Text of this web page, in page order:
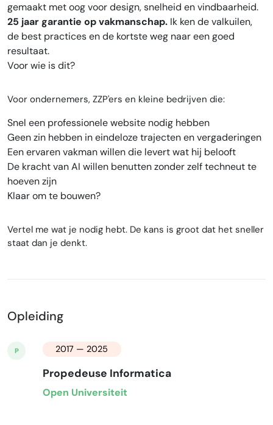
gemaakt met oog voor design, snelheid en vindbaarheid.
25 jaar garantie op vakmanschap. Ik ken de valkuilen,
de best practices en de kortste weg naar een goed
resultaat.
Voor wie is dit?
Voor ondernemers, ZZP'ers en kleine bedrijven die:
Snel een professionele website nodig hebben
Geen zin hebben in eindeloze trajecten en vergaderingen
Een ervaren vakman willen die levert wat hij belooft
De kracht van AI willen benutten zonder zelf techneut te
hoeven zijn
Klaar om te bouwen?
Vertel me wat je nodig hebt. De kans is groot dat het sneller
staat dan je denkt.
Opleiding
P 2017 — 2025
Propedeuse Informatica
Open Universiteit